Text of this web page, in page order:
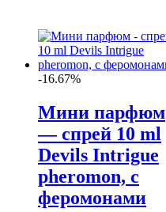
-16.67%
Мини парфюм
— спрей 10 ml
Devils Intrigue
pheromon, с
феромонами